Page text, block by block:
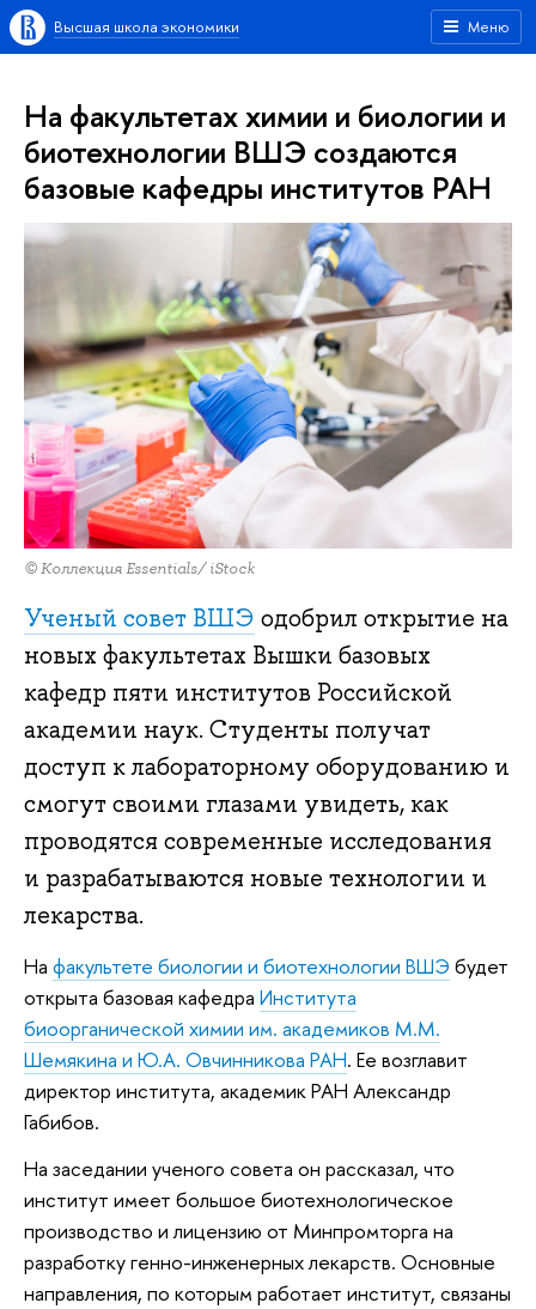
Меню
Высшая школа экономики
На факультетах химии и биологии и
биотехнологии ВШЭ создаются
базовые кафедры институтов РАН
© Коллекция Essentials/ iStock
Ученый совет ВШЭ одобрил открытие на
новых факультетах Вышки базовых
кафедр пяти институтов Российской
академии наук. Студенты получат
доступ к лабораторному оборудованию и
смогут своими глазами увидеть, как
проводятся современные исследования
и разрабатываются новые технологии и
лекарства.
На факультете биологии и биотехнологии ВШЭ будет
открыта базовая кафедра Института
биоорганической химии им. академиков М.М.
Шемякина и Ю.А. Овчинникова РАН. Ее возглавит
директор института, академик РАН Александр
Габибов.
На заседании ученого совета он рассказал, что
институт имеет большое биотехнологическое
производство и лицензию от Минпромторга на
разработку генно-инженерных лекарств. Основные
направления, по которым работает институт, связаны